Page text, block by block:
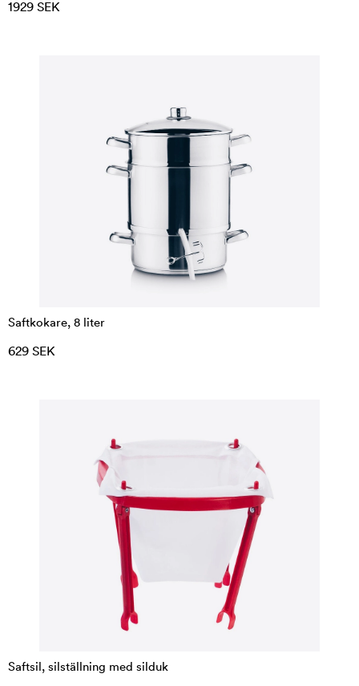
1929 SEK
Saftkokare, 8 liter
629 SEK
Saftsil, silställning med silduk